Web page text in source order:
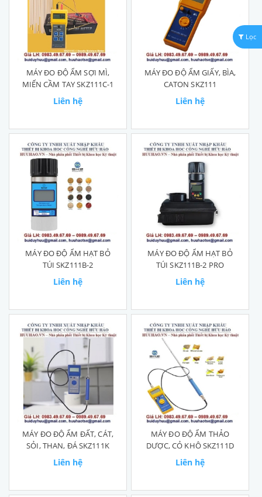
MÁY ĐO ĐỘ ẨM SỢI MÌ,
MIẾN CẦM TAY SKZ111C-1
Liên hệ
MÁY ĐO ĐỘ ẨM GIẤY, BÌA,
CATON SKZ111
Liên hệ
MÁY ĐO ĐỘ ẨM HẠT BỎ
TÚI SKZ111B-2
Liên hệ
MÁY ĐO ĐỘ ẨM HẠT BỎ
TÚI SKZ111B-2 PRO
Liên hệ
MÁY ĐO ĐỘ ẨM ĐẤT, CÁT,
SỎI, THAN, ĐÁ SKZ111K
Liên hệ
MÁY ĐO ĐỘ ẨM THẢO
DƯỢC, CỎ KHÔ SKZ111D
Liên hệ
Lọc